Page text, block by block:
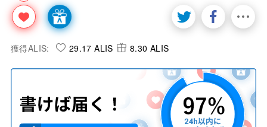
獲得ALIS: 29.17 ALIS 8.30 ALIS